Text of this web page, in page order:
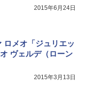
2015年6月24日
ロメオ「ジュリエッ
ヴェルデ（ローン
2015年3月13日